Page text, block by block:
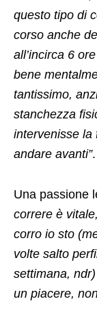
questo tipo di
corso anche
all’incirca 6
bene
tantissimo,
stanchezza
intervenisse la
andare avanti”.
Una passione
correre è
corro io sto
volte salto
settimana,
un piacere,